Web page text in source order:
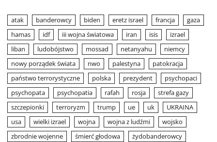
atak banderowcy biden eretz israel francja
gaza
hamas
idf iii wojna światowa iran isis
izrael
liban
ludobójstwo mossad netanyahu
niemcy
nowy porządek świata
nwo palestyna
patokracja
państwo terrorystyczne
polska prezydent
psychopaci
psychopata
psychopatia rafah rosja
strefa gazy
szczepionki
terroryzm trump ue uk
UKRAINA
usa
wielki izrael wojna wojna z ludźmi
wojsko
zbrodnie wojenne
śmierć głodowa żydobanderowcy